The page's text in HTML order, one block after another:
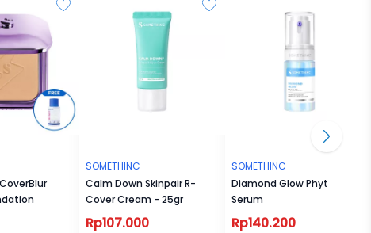
SOMETHINC
Calm Down Skinpair R-
Cover Cream - 25gr
Rp107.000
SOMETHINC
Diamond Glow PhytoCell
Serum
Rp140.200